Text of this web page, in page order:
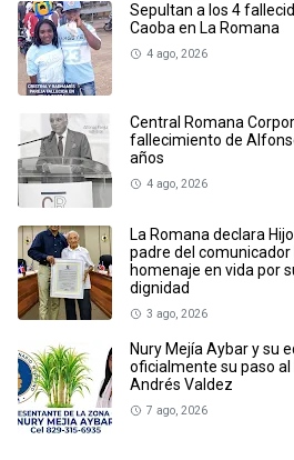
Sepultan a los 4
Caoba en La Romana
4 ago, 2026
Central Romana
fallecimiento de
años
4 ago, 2026
La Romana declara
padre del
homenaje en vida por
dignidad
3 ago, 2026
Nury Mejía Aybar y su
oficialmente su paso al
Andrés Valdez
7 ago, 2026